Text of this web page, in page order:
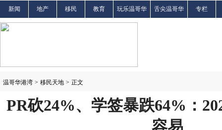
新闻 地产 移民 教育 玩乐温哥华 舌尖温哥华 专栏
温哥华港湾 > 移民天地 > 正文
PR砍24%、学签暴跌64%：